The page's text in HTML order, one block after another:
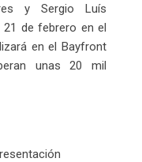
y Sergio Luís
21 de febrero en el
en el Bayfront
unas 20 mil